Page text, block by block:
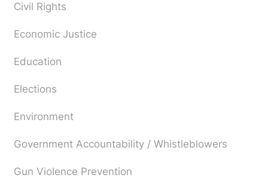
Civil Rights
Economic Justice
Education
Elections
Environment
Government Accountability / Whistleblowers
Gun Violence Prevention